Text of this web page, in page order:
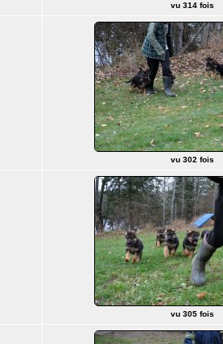
vu 314 fois
vu 302 fois
vu 305 fois